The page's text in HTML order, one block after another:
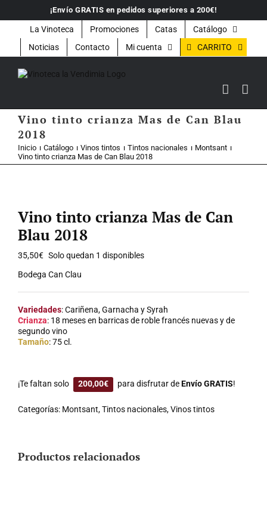
contenido
¡Envío GRATIS en pedidos superiores a 200€!
La Vinoteca Promociones Catas
Catálogo
Noticias
Contacto Mi cuenta CARRITO
Vino tinto crianza Mas de Can Blau
2018
Inicio Catálogo Vinos tintos Tintos nacionales
Montsant
Vino tinto crianza Mas de Can Blau 2018
Vino tinto crianza Mas de Can
Blau 2018
35,50€ Solo quedan 1 disponibles
Bodega Can Clau
Variedades: Cariñena, Garnacha y Syrah
Crianza: 18 meses en barricas de roble francés nuevas y de
segundo vino
Tamaño: 75 cl.
¡Te faltan solo 200,00€ para disfrutar deEnvío GRATIS!
Categorías: Montsant,Tintos nacionales,Vinos tintos
Productos relacionados